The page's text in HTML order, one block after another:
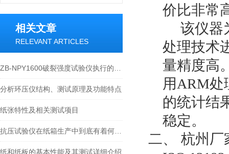
相关文章
RELEVANT ARTICLES
分析环压仪结构、测试原理及功能特点
纸张特性及相关测试项目
纸和纸板的基本性能及其测试详细介绍
价比非常
该仪器
处理技术
量精度高
用ARM处
的统计结
稳定。
二、
杭州厂